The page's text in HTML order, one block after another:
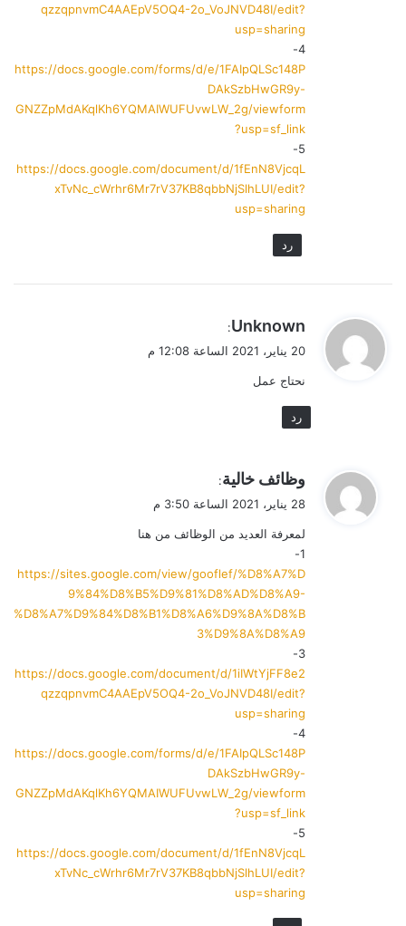
qzzqpnvmC4AAEpV5OQ4-2o_VoJNVD48I/edit?
usp=sharing
4-
https://docs.google.com/forms/d/e/1FAIpQLSc148P
DAkSzbHwGR9y-
GNZZpMdAKqlKh6YQMAIWUFUvwLW_2g/viewform
?usp=sf_link
5-
https://docs.google.com/document/d/1fEnN8VjcqL
xTvNc_cWrhr6Mr7rV37KB8qbbNjSlhLUI/edit?
usp=sharing
رد
ي
ل
Unknown
:
20 يناير، 2021 الساعة 12:08 م
نحتاج عمل
رد
ل
وظائف خالية:
28 يناير، 2021 الساعة 3:50 م
لمعرفة العديد من الوظائف من هنا
1-
https://sites.google.com/view/gooflef/%D8%A7%D
9%84%D8%B5%D9%81%D8%AD%D8%A9-
%D8%A7%D9%84%D8%B1%D8%A6%D9%8A%D8%B
3%D9%8A%D8%A9
3-
https://docs.google.com/document/d/1iIWtYjFF8e2
qzzqpnvmC4AAEpV5OQ4-2o_VoJNVD48I/edit?
usp=sharing
4-
https://docs.google.com/forms/d/e/1FAIpQLSc148P
DAkSzbHwGR9y-
GNZZpMdAKqlKh6YQMAIWUFUvwLW_2g/viewform
?usp=sf_link
5-
https://docs.google.com/document/d/1fEnN8VjcqL
xTvNc_cWrhr6Mr7rV37KB8qbbNjSlhLUI/edit?
usp=sharing